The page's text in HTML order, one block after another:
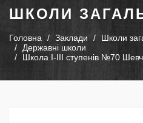
ШКОЛИ
Головна Заклади
Школи
Державні школи
Школа І-ІІІ ступенів №70